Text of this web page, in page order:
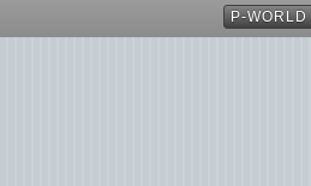
P-WORLD